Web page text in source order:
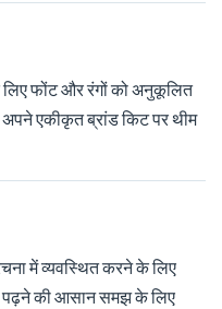
फोंट और रंगों को अनुकूलित
एकीकृत ब्रांड किट पर थीम
में व्यवस्थित करने के लिए
पढ़ने की आसान समझ के लिए